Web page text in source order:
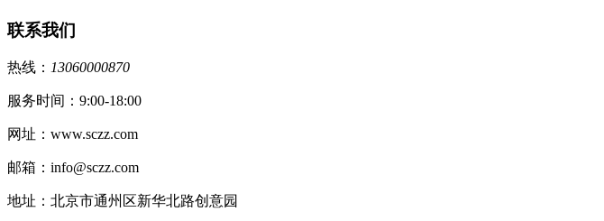
联系我们
热线： 13060000870
服务时间：9:00-18:00
网址：www.sczz.com
邮箱：info@sczz.com
地址：北京市通州区新华北路创意园